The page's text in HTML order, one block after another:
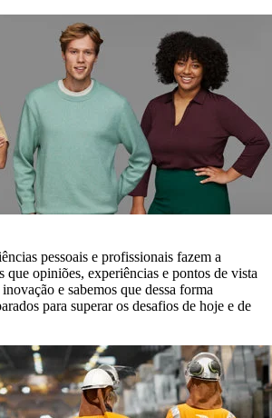
pessoais e profissionais fazem a
que opiniões, experiências e pontos de vista
e sabemos que dessa forma
para superar os desafios de hoje e de